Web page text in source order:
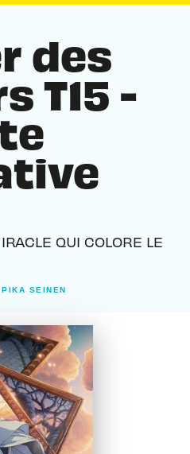
des
T15 -
QUI COLORE LE
PIKA SEINEN